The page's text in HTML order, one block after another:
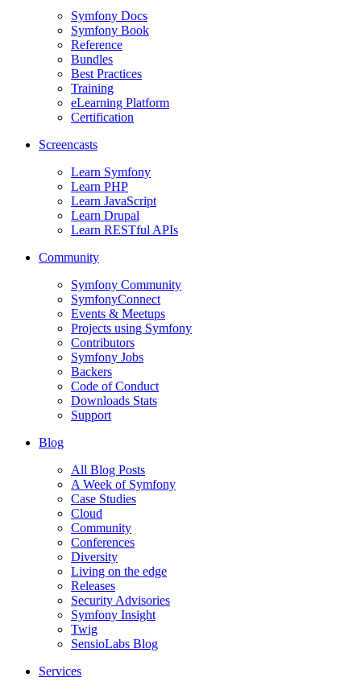
Symfony Docs
Symfony Book
Reference
Bundles
Best Practices
Training
eLearning Platform
Certification
Screencasts
Learn Symfony
Learn PHP
Learn JavaScript
Learn Drupal
Learn RESTful APIs
Community
Symfony Community
SymfonyConnect
Events & Meetups
Projects using Symfony
Contributors
Symfony Jobs
Backers
Code of Conduct
Downloads Stats
Support
Blog
All Blog Posts
A Week of Symfony
Case Studies
Cloud
Community
Conferences
Diversity
Living on the edge
Releases
Security Advisories
Symfony Insight
Twig
SensioLabs Blog
Services